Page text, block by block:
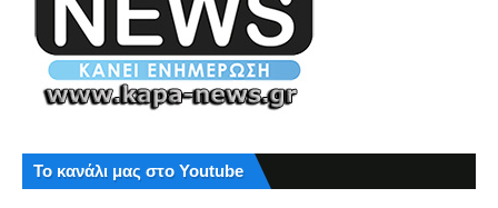
Το κανάλι μας στο Youtube